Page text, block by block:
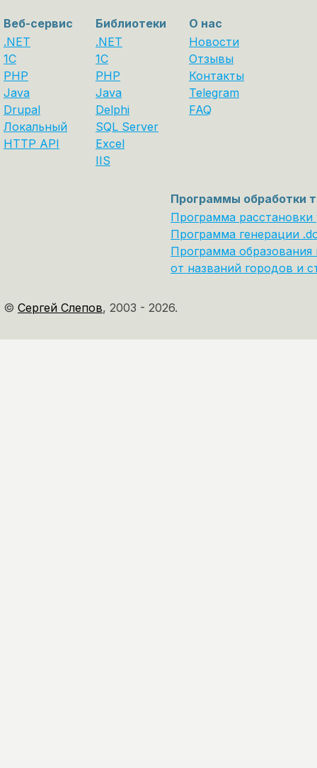
Веб-сервис
.NET
1C
PHP
Java
Drupal
Локальный
HTTP API
Библиотеки
.NET
1С
PHP
Java
Delphi
SQL Server
Excel
IIS
О нас
Новости
Отзывы
Контакты
Telegram
FAQ
Программы обработки
Программа расстановки
Программа генерации
Программа образования
от названий городов и
© Сергей Слепов, 2003 - 2026.